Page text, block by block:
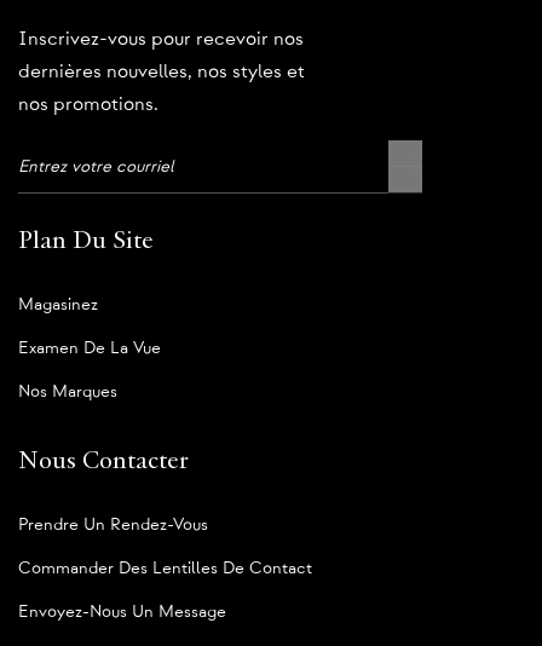
Inscrivez-vous pour recevoir nos
dernières nouvelles, nos styles et
nos promotions.
Plan Du Site
Magasinez
Examen De La Vue
Nos Marques
Nous Contacter
Prendre Un Rendez-Vous
Commander Des Lentilles De Contact
Envoyez-Nous Un Message